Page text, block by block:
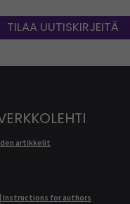
TILAA UUTISKIRJEITÄ
artikkelit
for authors